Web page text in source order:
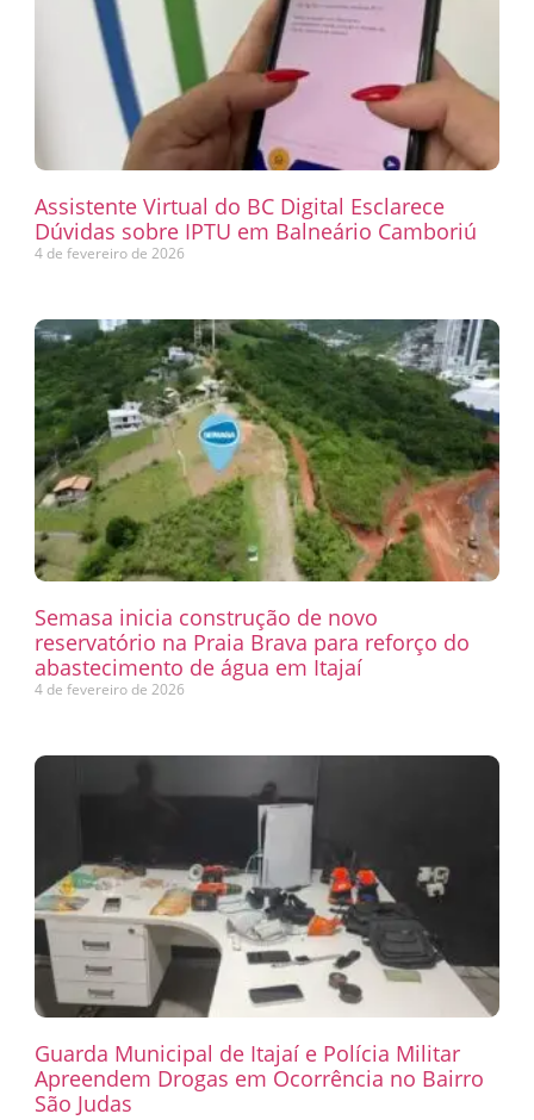
Assistente Virtual do BC Digital Esclarece
Dúvidas sobre IPTU em Balneário Camboriú
4 de fevereiro de 2026
Semasa inicia construção de novo
reservatório na Praia Brava para reforço do
abastecimento de água em Itajaí
4 de fevereiro de 2026
Guarda Municipal de Itajaí e Polícia Militar
Apreendem Drogas em Ocorrência no Bairro
São Judas